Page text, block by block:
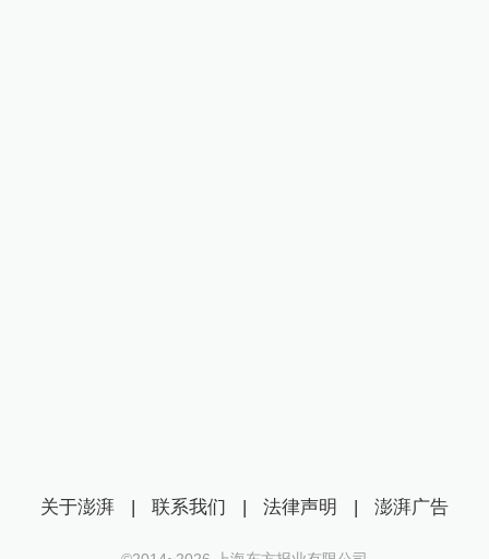
关于澎湃 | 联系我们 | 法律声明 | 澎湃广告